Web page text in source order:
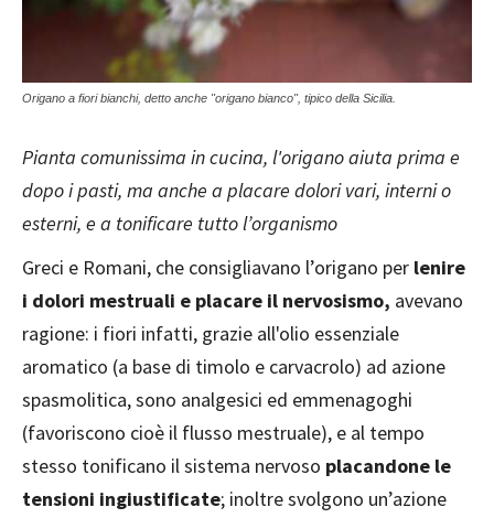
Origano a fiori bianchi, detto anche "origano bianco", tipico della Sicilia.
Pianta comunissima in cucina, l'origano aiuta prima e
dopo i pasti, ma anche a placare dolori vari, interni o
esterni, e a tonificare tutto l’organismo
Greci e Romani, che consigliavano l’origano per lenire
i dolori mestruali e placare il nervosismo, avevano
ragione: i fiori infatti, grazie all'olio essenziale
aromatico (a base di timolo e carvacrolo) ad azione
spasmolitica, sono analgesici ed emmenagoghi
(favoriscono cioè il flusso mestruale), e al tempo
stesso tonificano il sistema nervoso placandone le
tensioni ingiustificate; inoltre svolgono un’azione